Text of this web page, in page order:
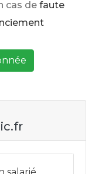
cas de faute